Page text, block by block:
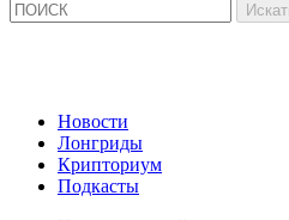
Новости
Лонгриды
Крипториум
Подкасты